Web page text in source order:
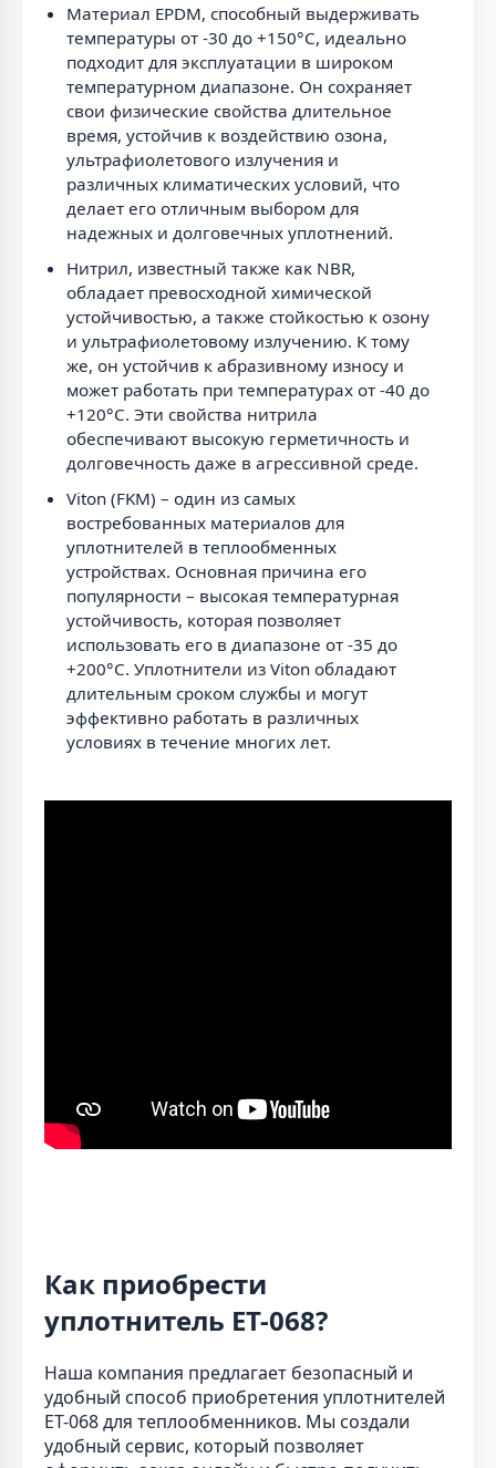
Материал EPDM, способный выдерживать
температуры от -30 до +150°C, идеально
подходит для эксплуатации в широком
температурном диапазоне. Он сохраняет
свои физические свойства длительное
время, устойчив к воздействию озона,
ультрафиолетового излучения и
различных климатических условий, что
делает его отличным выбором для
надежных и долговечных уплотнений.
Нитрил, известный также как NBR,
обладает превосходной химической
устойчивостью, а также стойкостью к озону
и ультрафиолетовому излучению. К тому
же, он устойчив к абразивному износу и
может работать при температурах от -40 до
+120°C. Эти свойства нитрила
обеспечивают высокую герметичность и
долговечность даже в агрессивной среде.
Viton (FKM) – один из самых
востребованных материалов для
уплотнителей в теплообменных
устройствах. Основная причина его
популярности – высокая температурная
устойчивость, которая позволяет
использовать его в диапазоне от -35 до
+200°C. Уплотнители из Viton обладают
длительным сроком службы и могут
эффективно работать в различных
условиях в течение многих лет.
Как приобрести
уплотнитель ET-068?
Наша компания предлагает безопасный и
удобный способ приобретения уплотнителей
ET-068 для теплообменников. Мы создали
удобный сервис, который позволяет